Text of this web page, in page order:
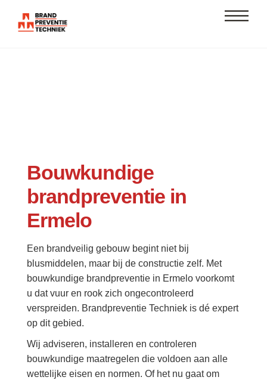
Bouwkundige
brandpreventie in
Ermelo
Een brandveilig gebouw begint niet bij
blusmiddelen, maar bij de constructie zelf. Met
bouwkundige brandpreventie in Ermelo voorkomt
u dat vuur en rook zich ongecontroleerd
verspreiden. Brandpreventie Techniek is dé expert
op dit gebied.
Wij adviseren, installeren en controleren
bouwkundige maatregelen die voldoen aan alle
wettelijke eisen en normen. Of het nu gaat om